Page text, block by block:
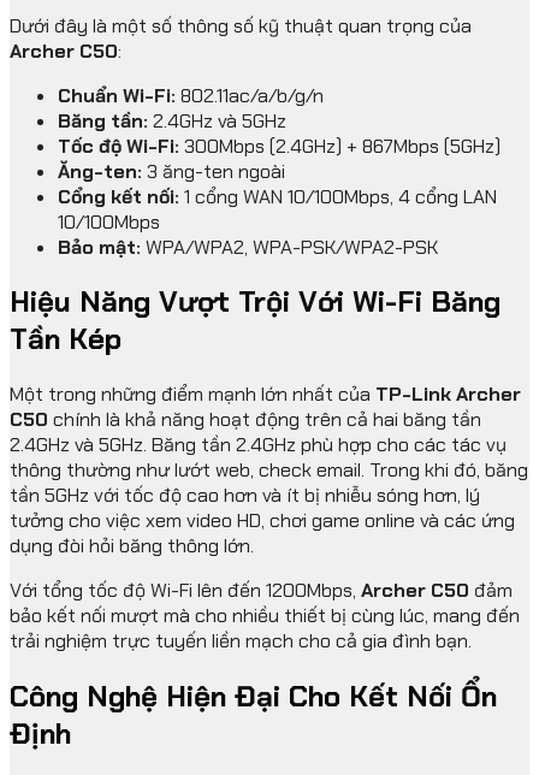
Dưới đây là một số thông số kỹ thuật quan trọng của
Archer C50:
Chuẩn Wi-Fi: 802.11ac/a/b/g/n
Băng tần: 2.4GHz và 5GHz
Tốc độ Wi-Fi: 300Mbps (2.4GHz) + 867Mbps (5GHz)
Ăng-ten: 3 ăng-ten ngoài
Cổng kết nối: 1 cổng WAN 10/100Mbps, 4 cổng LAN
10/100Mbps
Bảo mật: WPA/WPA2, WPA-PSK/WPA2-PSK
Hiệu Năng Vượt Trội Với Wi-Fi Băng
Tần Kép
Một trong những điểm mạnh lớn nhất của TP-Link Archer
C50 chính là khả năng hoạt động trên cả hai băng tần
2.4GHz và 5GHz. Băng tần 2.4GHz phù hợp cho các tác vụ
thông thường như lướt web, check email. Trong khi đó, băng
tần 5GHz với tốc độ cao hơn và ít bị nhiễu sóng hơn, lý
tưởng cho việc xem video HD, chơi game online và các ứng
dụng đòi hỏi băng thông lớn.
Với tổng tốc độ Wi-Fi lên đến 1200Mbps, Archer C50 đảm
bảo kết nối mượt mà cho nhiều thiết bị cùng lúc, mang đến
trải nghiệm trực tuyến liền mạch cho cả gia đình bạn.
Công Nghệ Hiện Đại Cho Kết Nối Ổn
Định